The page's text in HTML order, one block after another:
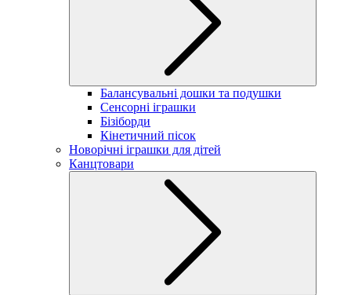
Балансувальні дошки та подушки
Сенсорні іграшки
Бізіборди
Кінетичний пісок
Новорічні іграшки для дітей
Канцтовари